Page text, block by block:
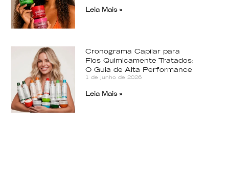
Leia Mais »
Cronograma Capilar para
Fios Quimicamente Tratados:
O Guia de Alta Performance
1 de junho de 2026
Leia Mais »